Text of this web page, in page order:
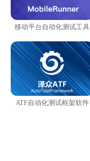
移动平台自动化测试工具
ATF自动化测试框架软件